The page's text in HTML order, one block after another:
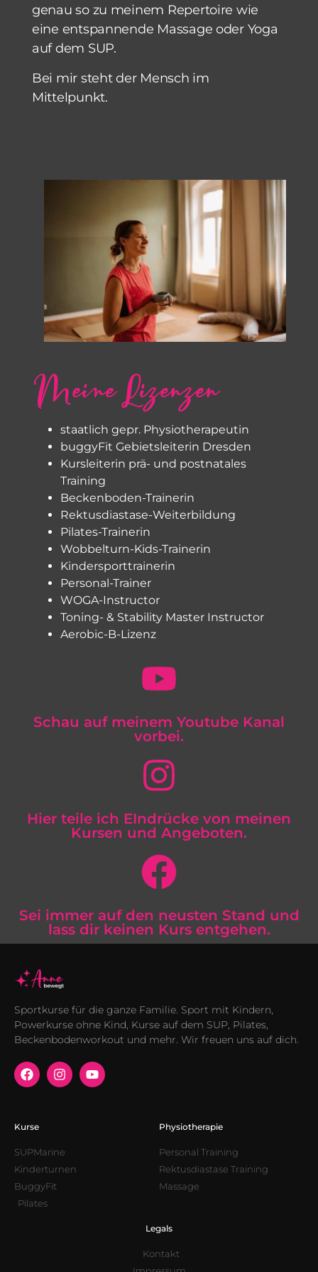
genau so zu meinem Repertoire wie
eine entspannende Massage oder Yoga
auf dem SUP.
Bei mir steht der Mensch im
Mittelpunkt.
Meine Lizenzen
staatlich gepr. Physiotherapeutin
buggyFit Gebietsleiterin Dresden
Kursleiterin prä- und postnatales
Training
Beckenboden-Trainerin
Rektusdiastase-Weiterbildung
Pilates-Trainerin
Wobbelturn-Kids-Trainerin
Kindersporttrainerin
Personal-Trainer
WOGA-Instructor
Toning- & Stability Master Instructor
Aerobic-B-Lizenz
Schau auf meinem Youtube Kanal
vorbei.
Hier teile ich EIndrücke von meinen
Kursen und Angeboten.
Sei immer auf den neusten Stand und
lass dir keinen Kurs entgehen.
Sportkurse für die ganze Familie. Sport mit Kindern,
Powerkurse ohne Kind, Kurse auf dem SUP, Pilates,
Beckenbodenworkout und mehr. Wir freuen uns auf dich.
Kurse
SUPMarine
Kinderturnen
BuggyFit
Pilates
Physiotherapie
Personal Training
Rektusdiastase Training
Massage
Legals
Kontakt